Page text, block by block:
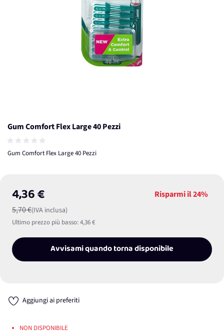
Gum Comfort Flex Large 40 Pezzi
Gum Comfort Flex Large 40 Pezzi
4,36 €
5,70 €(IVA inclusa)
Risparmi il24%
Ultimo prezzo più basso:4,36 €
Avvisami quando torna disponibile
Aggiungi ai preferiti
NON DISPONIBILE